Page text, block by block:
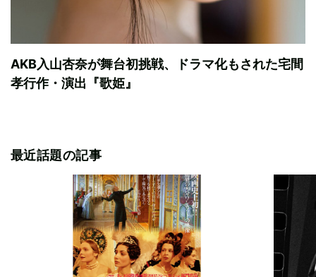
AKB入山杏奈が舞台初挑戦、ドラマ化もされた宅間
孝行作・演出『歌姫』
最近話題の記事